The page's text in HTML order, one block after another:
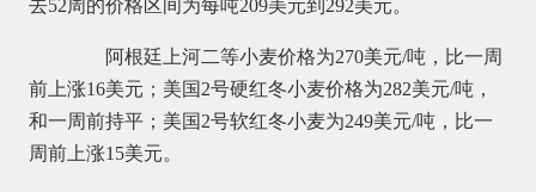
去52周的价格区间为每吨209美元到292美元。
阿根廷上河二等小麦价格为270美元/吨，比一周
前上涨16美元；美国2号硬红冬小麦价格为282美元/吨，
和一周前持平；美国2号软红冬小麦为249美元/吨，比一
周前上涨15美元。